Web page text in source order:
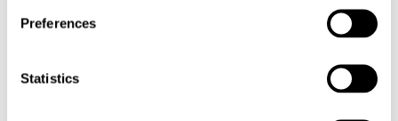
Preferences
Statistics
Dashboard grootte: Automatisch, Fixed